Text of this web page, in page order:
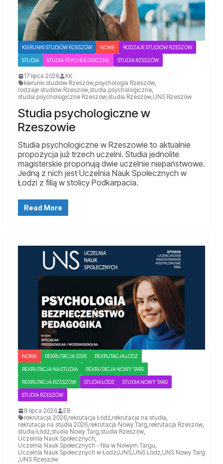
KIERUNKI STUDIÓW RZESZÓW NOWE RODZAJE STUDIÓW RZESZÓW
STUDIA STUDIA PSYCHOLOGICZNE STUDIA RZESZÓW
17 lipca 2026
KK
kierunki studiów Rzeszów,psychologia Rzeszów,
rodzaje studiów Rzeszów,studia psychologiczne,
studia psychologiczne Rzeszów,studia Rzeszów,UNS Rzeszów
Studia psychologiczne w
Rzeszowie
Studia psychologiczne w Rzeszowie to aktualnie
propozycja już trzech uczelni. Studia jednolite
magisterskie proponują dwie uczelnie niepaństwowe.
Jedną z nich jest Uczelnia Nauk Społecznych w
Łodzi z filią w stolicy Podkarpacia.
Read More
NOWE REKRUTACJA 2026 REKRUTACJA ŁÓDŹ
REKRUTACJA NA STUDIA REKRUTACJA NOWY TARG
REKRUTACJA RZESZÓW STUDIA ŁÓDŹ STUDIA NOWY TARG
STUDIA RZESZÓW
8 lipca 2026
EB
rekrutacja 2026,rekrutacja Łódź,rekrutacja na studia,
rekrutacja na studia 2026,rekrutacja Nowy Targ,rekrutacja Rzeszów,
studia Łódź,studia Nowy Targ,studia Rzeszów,
Uczelnia Nauk Społecznych,
Uczelnia Nauk Społecznych - filia w Nowym Targu,
Uczelnia Nauk Społecznych w Łodzi,UNS,UNS Łódź,UNS Nowy Targ
,UNS Rzeszów